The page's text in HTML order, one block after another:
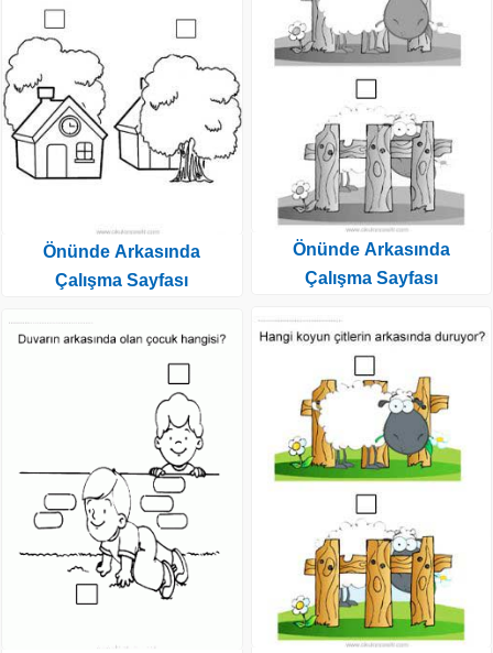
Önünde Arkasında
Çalışma Sayfası
Önünde Arkasında
Çalışma Sayfası